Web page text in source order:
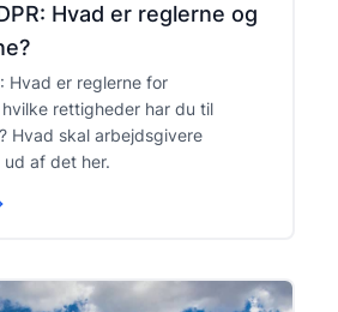
Hvad er reglerne og
Hvad er reglerne for
rettigheder har du til
Hvad skal arbejdsgivere
ud af det her.